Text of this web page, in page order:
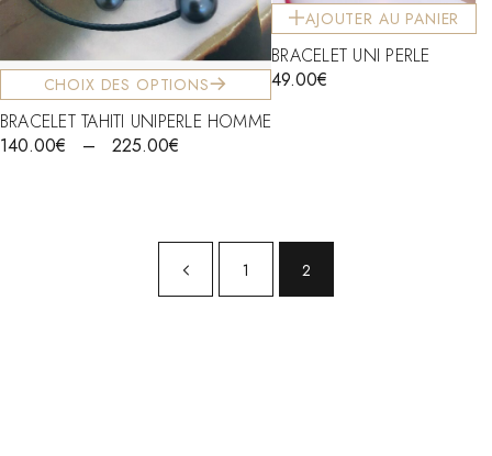
CHOIX DES OPTIONS
BRACELET TAHITI UNIPERLE HOMME
140.00€ – 225.00€
AJOUTER AU PANIER
BRACELET UNI PERLE
49.00€
1 2